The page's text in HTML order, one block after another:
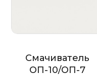
Смачиватель
ОП-10/ОП-7